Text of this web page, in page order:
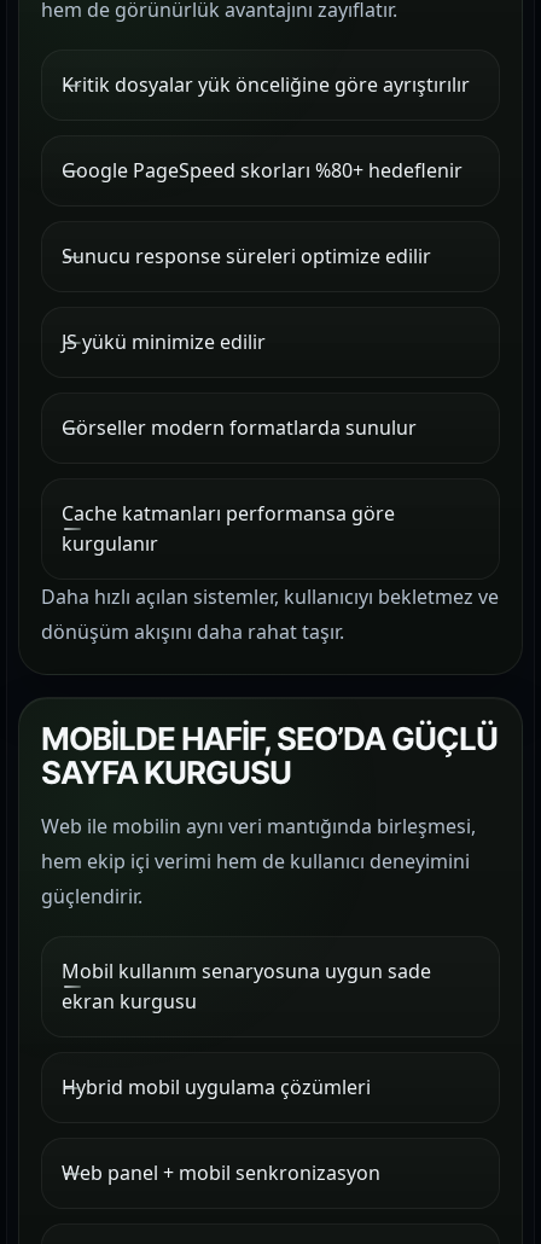
hem de görünürlük avantajını zayıflatır.
Kritik dosyalar yük önceliğine göre ayrıştırılır
Google PageSpeed skorları %80+ hedeflenir
Sunucu response süreleri optimize edilir
JS yükü minimize edilir
Görseller modern formatlarda sunulur
Cache katmanları performansa göre
kurgulanır
Daha hızlı açılan sistemler, kullanıcıyı bekletmez ve
dönüşüm akışını daha rahat taşır.
MOBİLDE HAFİF, SEO’DA GÜÇLÜ
SAYFA KURGUSU
Web ile mobilin aynı veri mantığında birleşmesi,
hem ekip içi verimi hem de kullanıcı deneyimini
güçlendirir.
Mobil kullanım senaryosuna uygun sade
ekran kurgusu
Hybrid mobil uygulama çözümleri
Web panel + mobil senkronizasyon